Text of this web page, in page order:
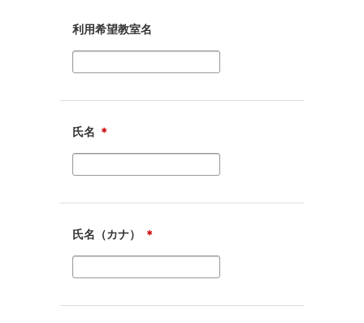
利用希望教室名
氏名 ＊
氏名（カナ） ＊